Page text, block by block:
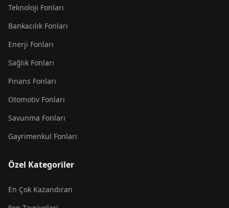
Teknoloji Fonları
Bankacılık Fonları
Enerji Fonları
Sağlık Fonları
Finans Fonları
Otomotiv Fonları
Savunma Fonları
Gayrimenkul Fonları
Özel Kategoriler
En Çok Kazandıran